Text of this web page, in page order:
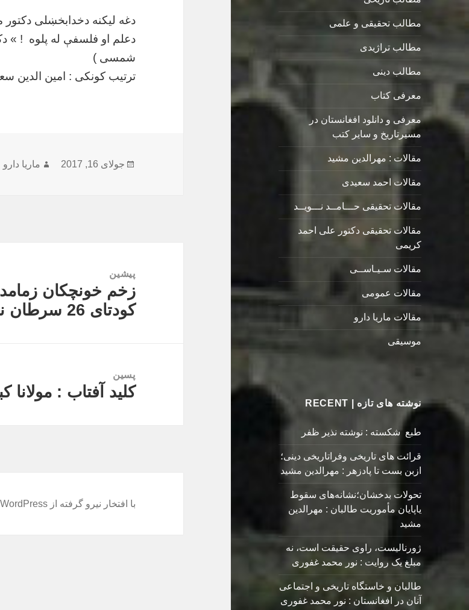
مطالب تحقیقی و علمی
مطالب تراژیدی
مطالب دینی
معرفی کتاب
معرفی و دانلود افغانستان در
مسیرتاریخ و سایر کتب
مقالات : مهرالدین مشید
مقالات احمد سعیدی
مقالات تحقیقی حـــامــد نـــویــد
مقالات تحقیقی دکتور علی احمد
کریمی
مقالات سـیـاســی
مقالات عمومی
مقالات ماریا دارو
موسیقی
نوشته های تازه | RECENT
طبع شکسته : نوشته نذیر ظفر
قرائت های تاریخی وفراتاریخی دینی؛
ازبن بست تا پادزهر : مهرالدین مشید
تحولات بدخشان؛نشانه‌های سقوط
یاپایان مأموریت طالبان : مهرالدین
مشید
ژورنالیست، راوی حقیقت است، نه
مبلغ یک روایت : نور محمد غفوری
طالبان و خاستگاه تاریخی و اجتماعی
آنان در افغانستان : نور محمد غفوری
دغه لیکنه دخدابخښلی
دعلم او فلسفې له پلوه
شمسی )
ترتیب کونکی : امین الدین
ارسال
جولای 16, 2017 نویسنده
ماریا دارو
پیشین
نوشته
قبلی:
زخم خونچکان
کودتای 26 سرطان نوشته: داودسیاووش
پسین
نوشته
کلید آفتاب : مولانا
با افتخار نیرو گرفته از WordPress